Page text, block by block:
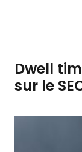
Dwell
sur le